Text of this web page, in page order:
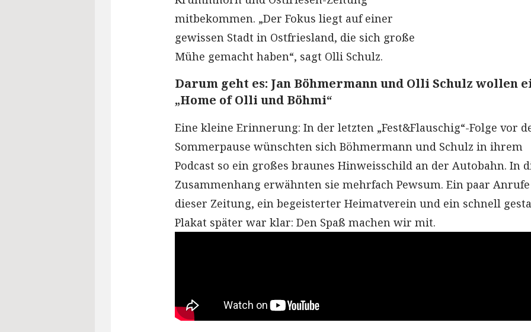
mitbekommen. „Der Fokus liegt auf einer
gewissen Stadt in Ostfriesland, die sich große
Mühe gemacht haben“, sagt Olli Schulz.
Darum geht es: Jan Böhmermann und Olli Schulz wollen
„Home of Olli und Böhmi“
Eine kleine Erinnerung: In der letzten „Fest&Flauschig“-Folge vor
Sommerpause wünschten sich Böhmermann und Schulz in ihrem
Podcast so ein großes braunes Hinweisschild an der Autobahn. In
Zusammenhang erwähnten sie mehrfach Pewsum. Ein paar Anrufe
dieser Zeitung, ein begeisterter Heimatverein und ein schnell
Plakat später war klar: Den Spaß machen wir mit.